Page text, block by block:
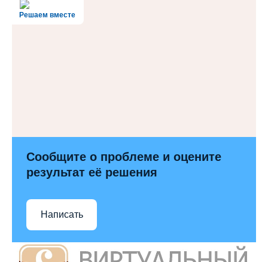
Решаем вместе
Сообщите о проблеме и оцените
результат её решения
Написать